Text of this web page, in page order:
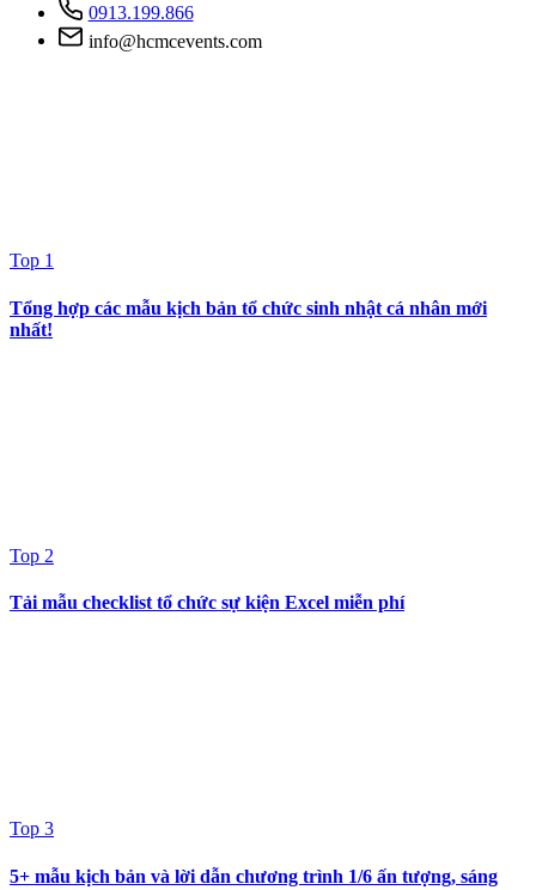
0913.199.866
info@hcmcevents.com
Top 1
Tổng hợp các mẫu kịch bản tổ chức sinh nhật cá nhân mới
nhất!
Top 2
Tải mẫu checklist tổ chức sự kiện Excel miễn phí
Top 3
5+ mẫu kịch bản và lời dẫn chương trình 1/6 ấn tượng, sáng